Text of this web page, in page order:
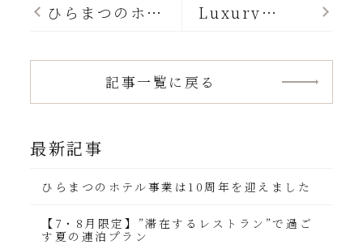
ひらまつのホテ
ル事業は10周
Luxury
Japan Award
BEST10に選出
記事一覧に戻る
最新記事
ひらまつのホテル事業は10周年を迎えました
【7・8月限定】”滞在するレストラン”で過ご
す夏の連泊プラン